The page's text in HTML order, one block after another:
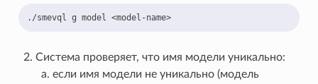
./smevql g model <model-name>
Система проверяет, что имя модели уникально:
если имя модели не уникально (модель